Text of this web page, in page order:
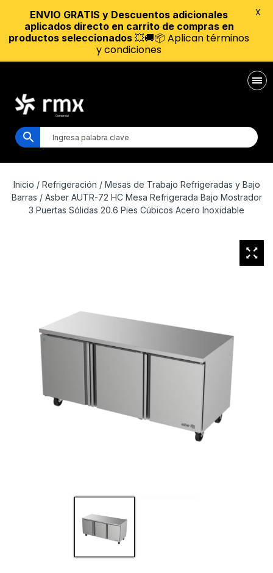
Inicio / Refrigeración / Mesas de Trabajo Refrigeradas y Bajo
Barras / Asber AUTR-72 HC Mesa Refrigerada Bajo Mostrador
3 Puertas Sólidas 20.6 Pies Cúbicos Acero Inoxidable
ENVIO GRATIS y Descuentos adicionales
aplicados directo en carrito de compras en
productos seleccionados 💥🚚📦 Aplican términos
y condiciones
X